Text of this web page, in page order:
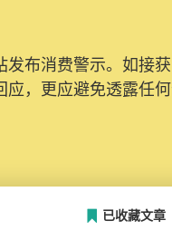
布消费警示。如接
，更应避免透露任
已收藏文章